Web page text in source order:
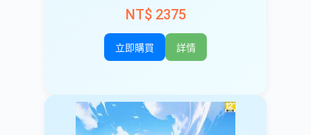
NT$ 2375
立即購買 詳情